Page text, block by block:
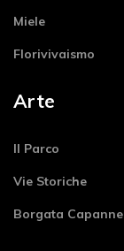
Miele
Florivivaismo
Arte
Il Parco
Vie Storiche
Borgata Capanne